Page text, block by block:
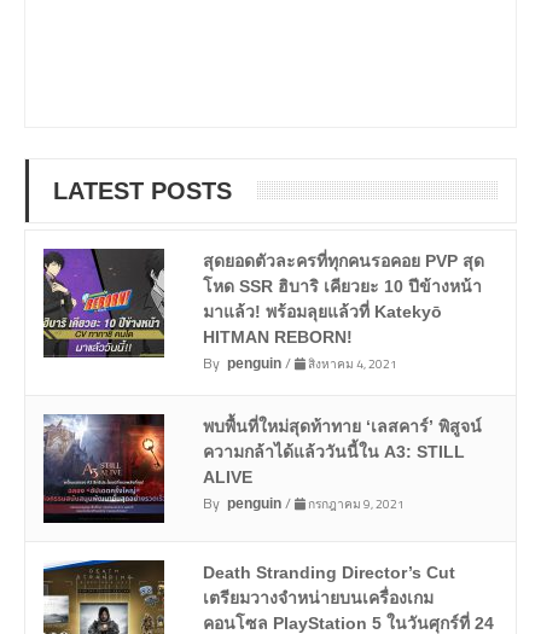
LATEST POSTS
สุดยอดตัวละครที่ทุกคนรอคอย PVP สุด
โหด SSR ฮิบาริ เคียวยะ 10 ปีข้างหน้า
มาแล้ว! พร้อมลุยแล้วที่ Katekyō
HITMAN REBORN!
By penguin/ สิงหาคม 4, 2021
พบพื้นที่ใหม่สุดท้าทาย ‘เลสคาร์’ พิสูจน์
ความกล้าได้แล้ววันนี้ใน A3: STILL
ALIVE
By penguin/ กรกฎาคม 9, 2021
Death Stranding Director’s Cut
เตรียมวางจำหน่ายบนเครื่องเกม
คอนโซล PlayStation 5 ในวันศุกร์ที่ 24